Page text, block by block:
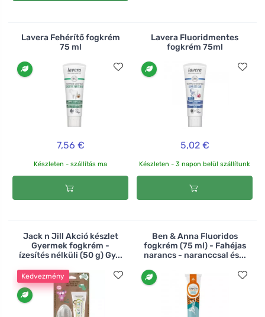
Lavera Fehérítő fogkrém
75 ml
7,56 €
Készleten - szállítás ma
Lavera Fluoridmentes
fogkrém 75ml
5,02 €
Készleten - 3 napon belül szállítunk
Jack n Jill Akció készlet
Gyermek fogkrém -
ízesítés nélküli (50 g) Gy...
Kedvezmény
Ben & Anna Fluoridos
fogkrém (75 ml) - Fahéjas
narancs - naranccsal és...